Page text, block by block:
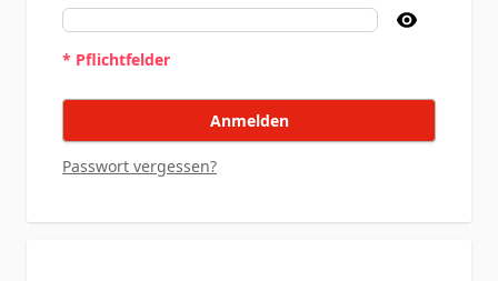
* Pflichtfelder
Anmelden
Passwort vergessen?